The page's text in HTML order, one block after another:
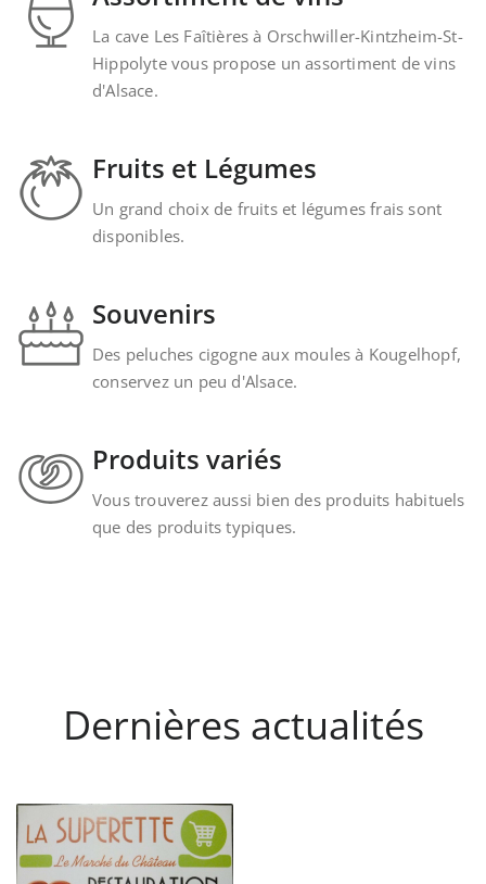
La cave Les Faîtières à Orschwiller-Kintzheim-St-
Hippolyte vous propose un assortiment de vins
d'Alsace.
Fruits et Légumes
Un grand choix de fruits et légumes frais sont
disponibles.
Souvenirs
Des peluches cigogne aux moules à Kougelhopf,
conservez un peu d'Alsace.
Produits variés
Vous trouverez aussi bien des produits habituels
que des produits typiques.
Dernières actualités